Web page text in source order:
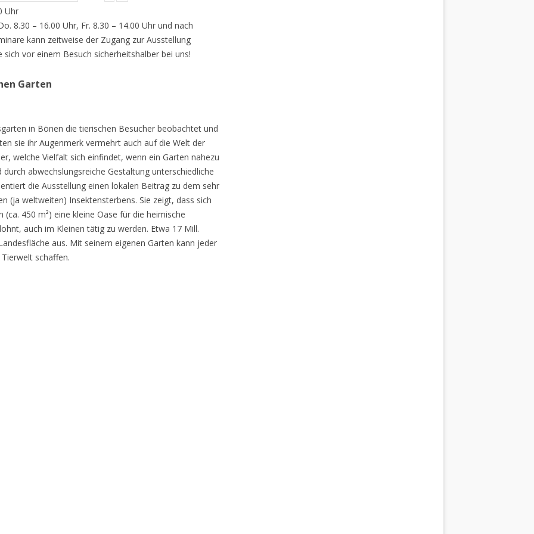
Uhr
8.30 – 16.00 Uhr, Fr. 8.30 – 14.00 Uhr und nach
kann zeitweise der Zugang zur Ausstellung
vor einem Besuch sicherheitshalber bei uns!
Garten
in Bönen die tierischen Besucher beobachtet und
sie ihr Augenmerk vermehrt auch auf die Welt der
welche Vielfalt sich einfindet, wenn ein Garten nahezu
abwechslungsreiche Gestaltung unterschiedliche
die Ausstellung einen lokalen Beitrag zu dem sehr
(ja weltweiten) Insektensterbens. Sie zeigt, dass sich
450 m²) eine kleine Oase für die heimische
auch im Kleinen tätig zu werden. Etwa 17 Mill.
aus. Mit seinem eigenen Garten kann jeder
schaffen.